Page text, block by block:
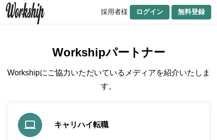
採用者様 ログイン 無料登録
Workshipパートナー
Workshipにご協力いただいているメディアを紹介いたしま
す。
キャリハイ転職